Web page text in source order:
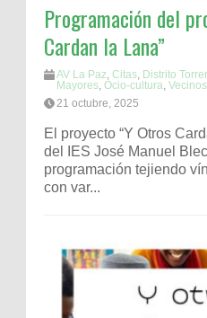
Programación del
Cardan la Lana”
AV La Paz Citas Distrito
Mayores Ocio-cultura Vecinos
21 octubre, 2025
El proyecto “Y Otros
del IES José Manuel
programación tejiendo
con var...